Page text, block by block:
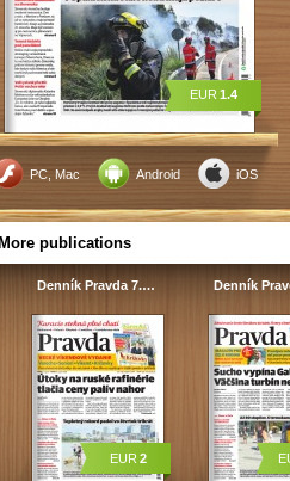
PC, Mac Android iOS
EUR 1.4
More publications
Denník Pravda 7.…
EUR 2
Denník